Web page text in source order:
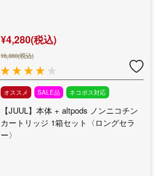
¥4,280(税込)
¥6,860(税込)
オススメ SALE品 ネコポス対応
【JUUL】本体 + altpods ノンニコチン
カートリッジ 1箱セット〈ロングセラ
ー〉